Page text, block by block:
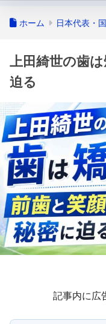
ホーム 日本代表・
上田綺世の歯
迫る
記事内に広